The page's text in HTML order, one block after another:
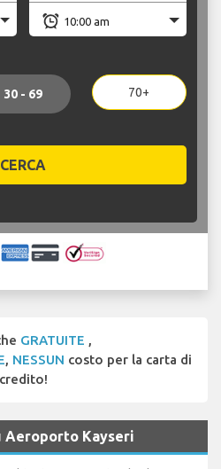
30 - 69 70+
CERCA
GRATUITE ,
, NESSUN costo per la carta di
credito!
Aeroporto Kayseri